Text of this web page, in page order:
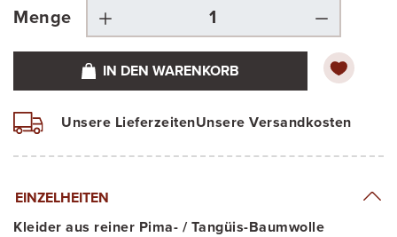
Menge
IN DEN WARENKORB
Unsere LieferzeitenUnsere Versandkosten
EINZELHEITEN
Kleider aus reiner Pima- / Tangüis-Baumwolle